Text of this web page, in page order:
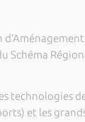
Schéma
technologies
et les